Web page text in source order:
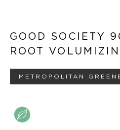
GOOD SOCIETY
ROOT
METROPOLITAN